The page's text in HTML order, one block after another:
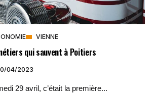
VIENNE
qui sauvent à Poitiers
04/2023
29 avril, c’était la première...